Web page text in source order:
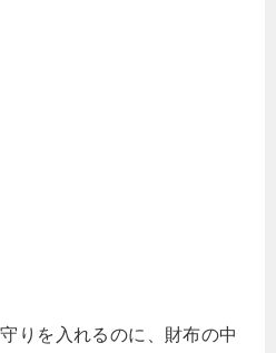
りを入れるのに、財布の中